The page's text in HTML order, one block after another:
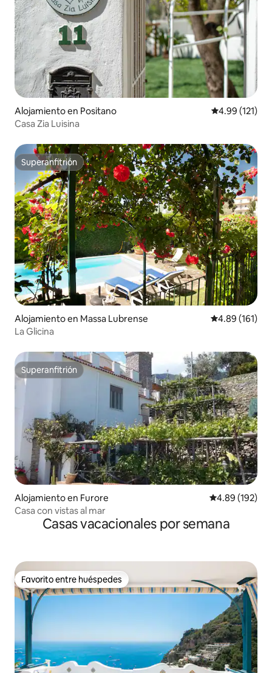
Alojamiento en Positano Calificación
4.99 (121)
Casa Zia Luisina
Superanfitrión
Superanfitrión
Alojamiento en Massa Lubrense Calificación
4.89 (161)
La Glicina
Superanfitrión
Superanfitrión
Alojamiento en Furore Calificación
4.89 (192)
Casa con vistas al mar
Casas vacacionales por semana
Favorito entre huéspedes
Favorito entre huéspedes